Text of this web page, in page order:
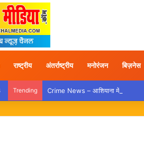
राष्ट्रीय अंतर्राष्ट्रीय मनोरंजन बिज़नेस
Trending Crime News – आशियाना में कार के